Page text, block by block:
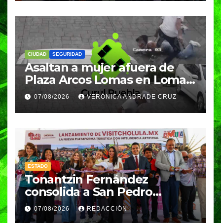
CIUDAD SEGURIDAD
Asaltan a mujer afuera de
Plaza Arcos Lomas en Lomas
de Angelópolis; delincuentes
huyeron en auto
07/08/2026 VERÓNICA ANDRADE CRUZ
ESTADO
Tonantzin Fernández
consolida a San Pedro
Cholula como referente en
turismo inteligente
07/08/2026 REDACCIÓN